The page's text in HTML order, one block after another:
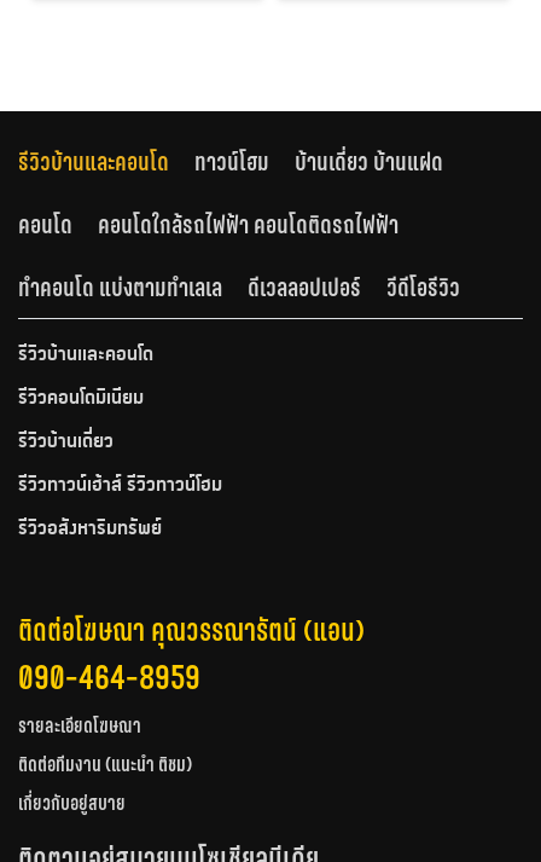
รีวิวบ้านและคอนโด ทาวน์โฮม
บ้านเดี่ยว บ้านแฝด
คอนโด
คอนโดใกล้รถไฟฟ้า คอนโดติดรถไฟฟ้า
ทำคอนโด แบ่งตามทำเลเล
ดีเวลลอปเปอร์ วีดีโอรีวิว
รีวิวบ้านและคอนโด
รีวิวคอนโดมิเนียม
รีวิวบ้านเดี่ยว
รีวิวทาวน์เฮ้าส์ รีวิวทาวน์โฮม
รีวิวอสังหาริมทรัพย์
ติดต่อโฆษณา คุณวรรณารัตน์ (แอน)
090-464-8959
รายละเอียดโฆษณา
ติดต่อทีมงาน (แนะนำ ติชม)
เกี่ยวกับอยู่สบาย